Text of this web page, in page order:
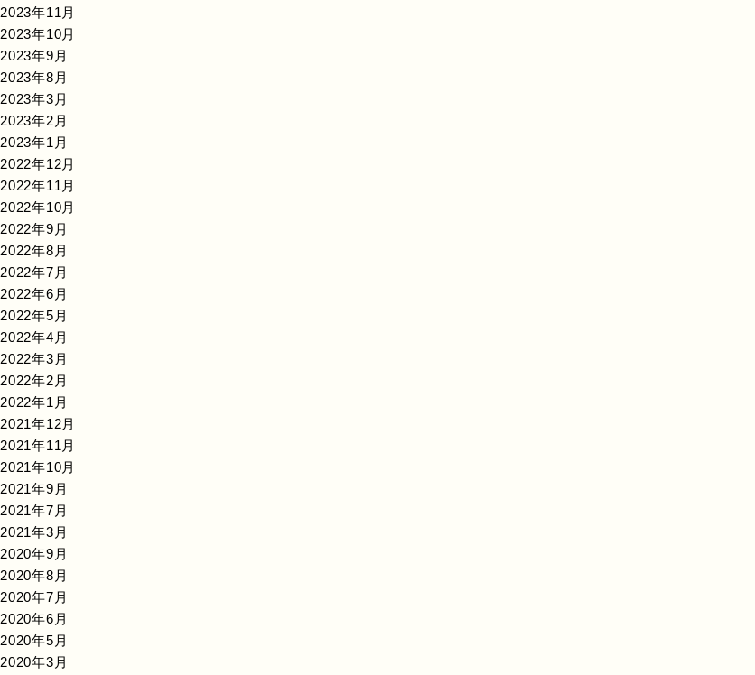
2023年11月
2023年10月
2023年9月
2023年8月
2023年3月
2023年2月
2023年1月
2022年12月
2022年11月
2022年10月
2022年9月
2022年8月
2022年7月
2022年6月
2022年5月
2022年4月
2022年3月
2022年2月
2022年1月
2021年12月
2021年11月
2021年10月
2021年9月
2021年7月
2021年3月
2020年9月
2020年8月
2020年7月
2020年6月
2020年5月
2020年3月